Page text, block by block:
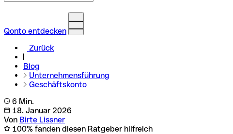
Qonto entdecken
Zurück
Blog
Unternehmensführung
Geschäftskonto
6 Min.
18. Januar 2026
Von Birte Lissner
100% fanden diesen Ratgeber hilfreich